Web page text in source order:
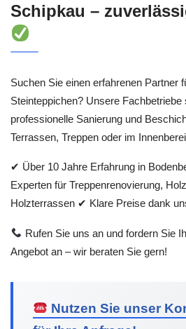
Schipkau –
Suchen Sie einen erfahrenen Partner
Steinteppichen? Unsere
professionelle Sanierung und
Terrassen, Treppen oder im
✔ Über 10 Jahre Erfahrung in
Experten für Treppenrenovierung,
Holzterrassen ✔ Klare Preise dank
Rufen Sie uns an und fordern Sie
Angebot an – wir beraten Sie gern!
Nutzen Sie unser